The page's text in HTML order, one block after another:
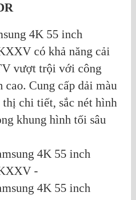
4K 55 inch
có khả năng cải
vượt trội với công
cao. Cung cấp dải màu
thị chi tiết, sắc nét hình
khung hình tối sâu